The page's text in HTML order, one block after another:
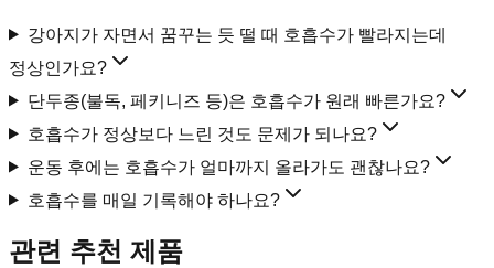
강아지가 자면서 꿈꾸는 듯 떨 때 호흡수가 빨라지는데
정상인가요?
단두종(불독, 페키니즈 등)은 호흡수가 원래 빠른가요?
호흡수가 정상보다 느린 것도 문제가 되나요?
운동 후에는 호흡수가 얼마까지 올라가도 괜찮나요?
호흡수를 매일 기록해야 하나요?
관련 추천 제품